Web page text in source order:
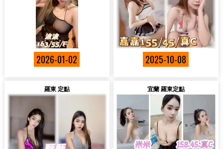
2026-01-02 2025-10-08
羅東 定點 宜蘭 羅東定點